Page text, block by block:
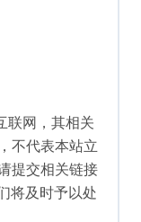
联网，其相关
不代表本站立
提交相关链接
将及时予以处